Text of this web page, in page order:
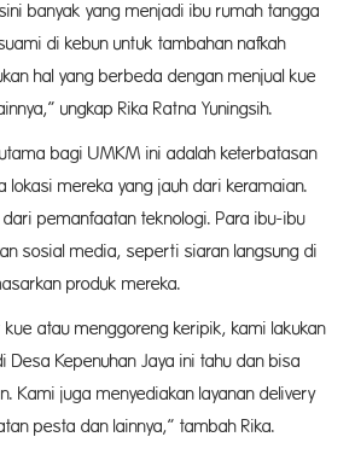
banyak yang menjadi ibu rumah tangga
di kebun untuk tambahan nafkah
hal yang berbeda dengan menjual kue
ungkap Rika Ratna Yuningsih.
bagi UMKM ini adalah keterbatasan
lokasi mereka yang jauh dari keramaian.
pemanfaatan teknologi. Para ibu-ibu
sosial media, seperti siaran langsung di
produk mereka.
atau menggoreng keripik, kami lakukan
Desa Kepenuhan Jaya ini tahu dan bisa
Kami juga menyediakan layanan delivery
pesta dan lainnya,” tambah Rika.